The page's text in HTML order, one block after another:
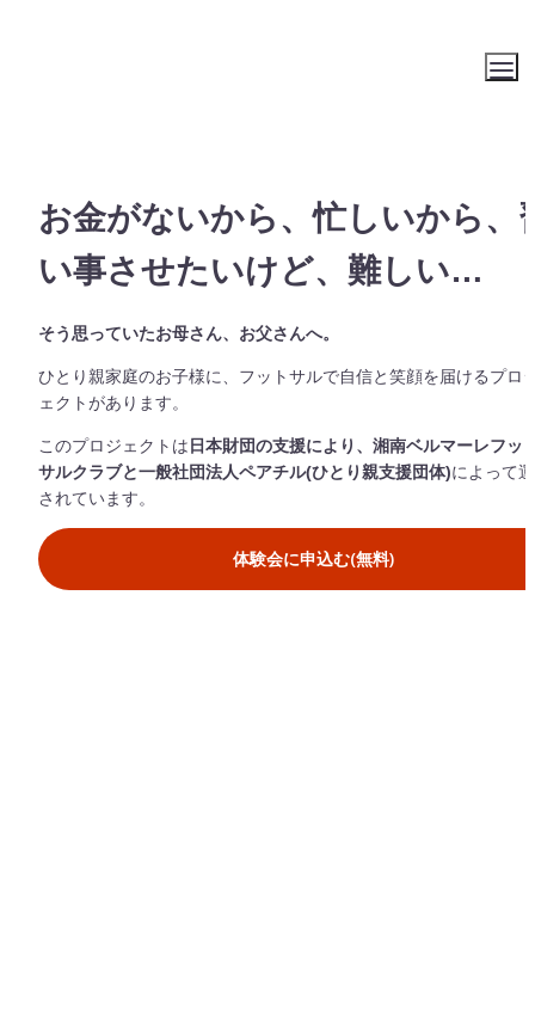
お金がないから、忙しいから、
い事させたいけど、難しい…
そう思っていたお母さん、お父さんへ。
ひとり親家庭のお子様に、フットサルで自信と笑顔を届けるプロ
ェクトがあります。
このプロジェクトは日本財団の支援により、湘南ベルマーレフッ
サルクラブと一般社団法人ペアチル(ひとり親支援団体)によって
されています。
体験会に申込む(無料)